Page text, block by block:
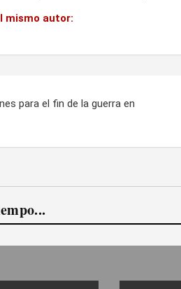
mismo autor:
para el fin de la guerra en